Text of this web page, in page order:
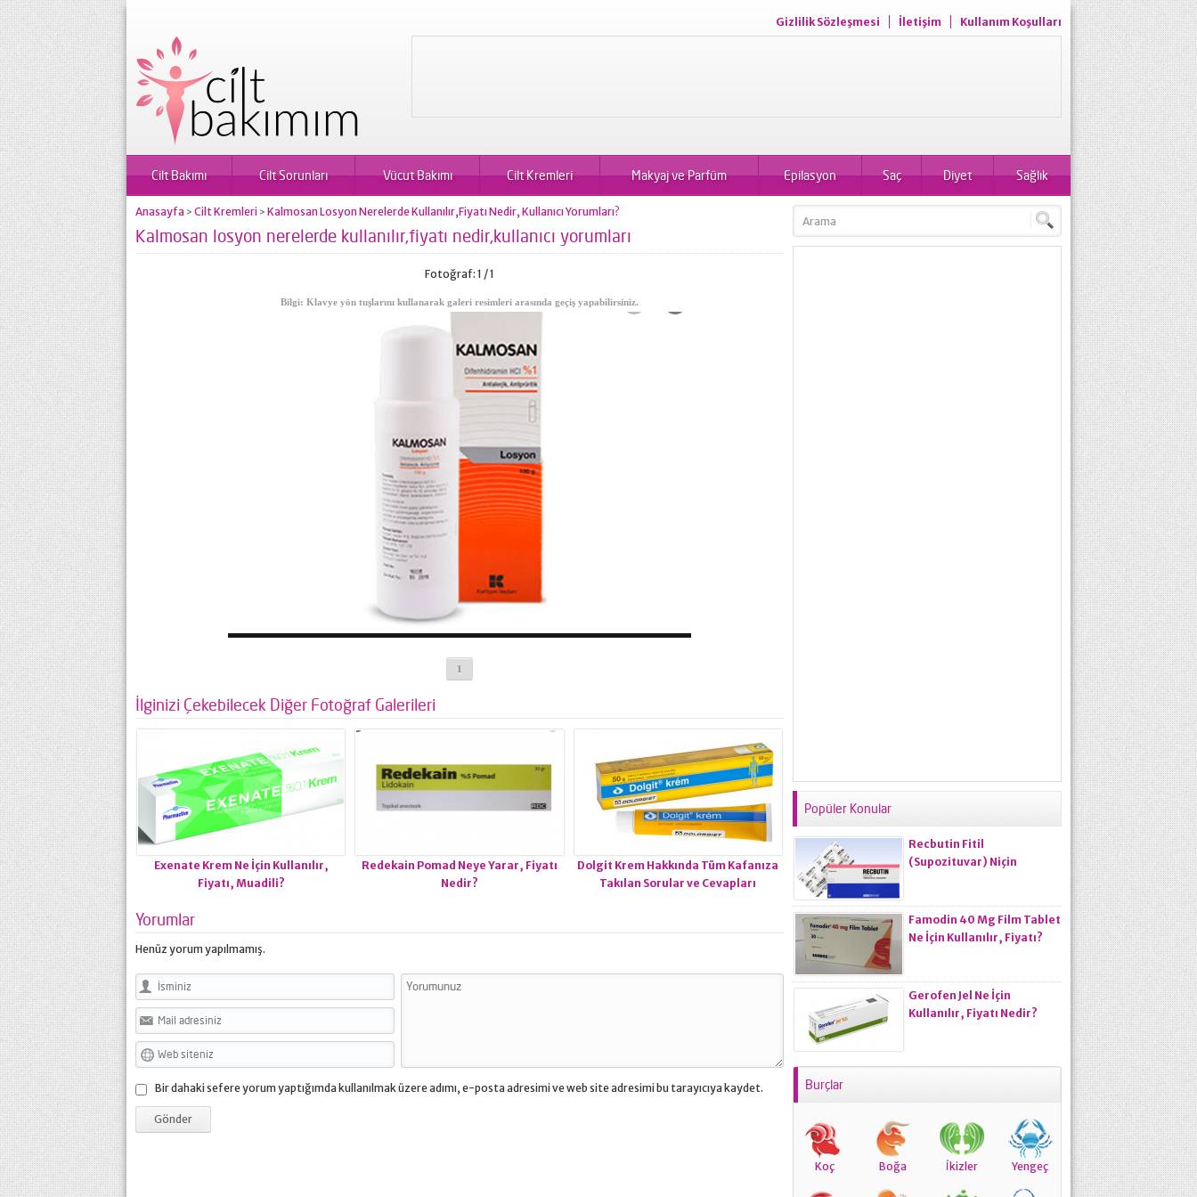
Gizlilik Sözleşmesi İletişim Kullanım Koşulları
Cilt Bakımı Cilt Sorunları Vücut Bakımı Cilt Kremleri Makyaj ve Parfüm Epilasyon Saç Diyet Sağlık
Anasayfa > Cilt Kremleri > Kalmosan Losyon Nerelerde Kullanılır,Fiyatı Nedir, Kullanıcı Yorumları?
Kalmosan losyon nerelerde kullanılır,fiyatı nedir,kullanıcı yorumları
Fotoğraf: 1 / 1
Bilgi: Klavye yön tuşlarını kullanarak galeri resimleri arasında geçiş yapabilirsiniz.
1
İlginizi Çekebilecek Diğer Fotoğraf Galerileri
Exenate Krem Ne İçin Kullanılır,
Fiyatı, Muadili?
Redekain Pomad Neye Yarar, Fiyatı
Nedir?
Dolgit Krem Hakkında Tüm Kafanıza
Takılan Sorular ve Cevapları
Yorumlar
Henüz yorum yapılmamış.
Bir dahaki sefere yorum yaptığımda kullanılmak üzere adımı, e-posta adresimi ve web site adresimi bu tarayıcıya kaydet.
Popüler Konular
Recbutin Fitil
(Supozituvar) Niçin
Famodin 40 Mg Film Tablet
Ne İçin Kullanılır, Fiyatı?
Gerofen Jel Ne İçin
Kullanılır, Fiyatı Nedir?
Burçlar
Koç Boğa İkizler Yengeç